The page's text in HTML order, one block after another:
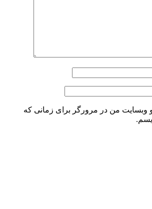
و وبسایت من در مرورگر برای زمانی که